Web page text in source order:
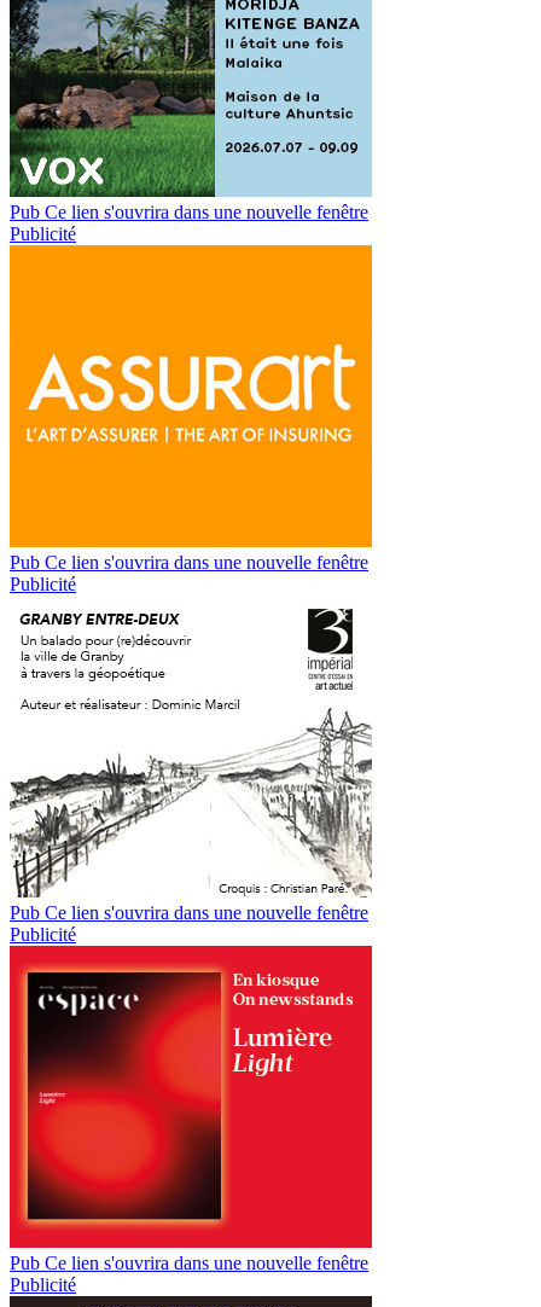
Pub Ce lien s'ouvrira dans une nouvelle fenêtre
Publicité
Pub Ce lien s'ouvrira dans une nouvelle fenêtre
Publicité
Pub Ce lien s'ouvrira dans une nouvelle fenêtre
Publicité
Pub Ce lien s'ouvrira dans une nouvelle fenêtre
Publicité